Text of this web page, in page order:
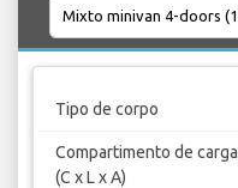
Tipo de corpo
Compartimento de carga
(C x L x A)